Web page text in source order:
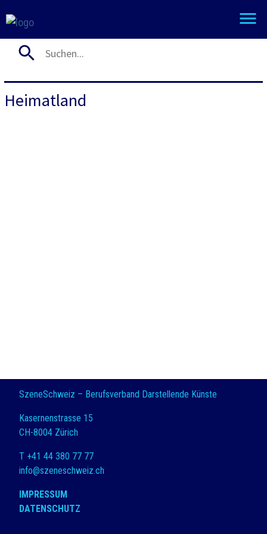
Heimatland
SzeneSchweiz – Berufsverband Darstellende Künste
Kasernenstrasse 15
CH-8004 Zürich
T +41 44 380 77 77
info@szeneschweiz.ch
IMPRESSUM
DATENSCHUTZ